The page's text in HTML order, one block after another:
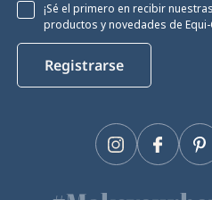
¡Sé el primero en recibir
productos y novedades de Equi-
Registrarse
Instagram